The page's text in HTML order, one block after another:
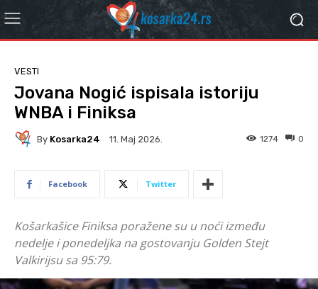
VESTI
Jovana Nogić ispisala istoriju
WNBA i Finiksa
By Kosarka24 11. Мај 2026. 0
1274
Facebook Twitter
Košarkašice Finiksa poražene su u noći između
nedelje i ponedeljka na gostovanju Golden Stejt
Valkirijsu sa 95:79.